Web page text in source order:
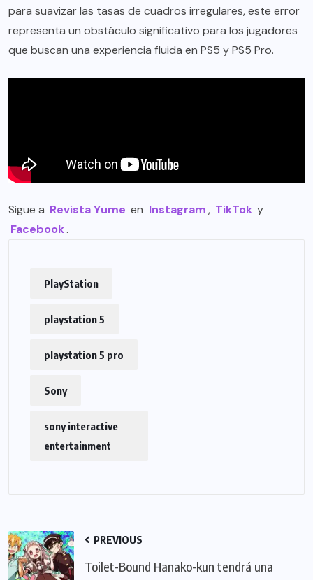
para suavizar las tasas de cuadros irregulares, este error
representa un obstáculo significativo para los jugadores
que buscan una experiencia fluida en PS5 y PS5 Pro.
Sigue a Revista Yume en Instagram, TikTok y
Facebook.
PlayStation
playstation 5
playstation 5 pro
Sony
sony interactive
entertainment
PREVIOUS
Toilet-Bound Hanako-kun tendrá una